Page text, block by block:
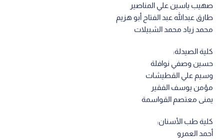
صهيب ياسين علي المناصير
طارق عبدالله عبد الفتاح أبو هزيم
محمد زياد محمد الشبيلات
كلية الصيدلة:
حسين وصفي نوافلة
وسيم علي القطيشات
مؤمن يوسف الفقير
يمنى معتصم القواسمة
كلية طب الأسنان:
أحمد العمرو